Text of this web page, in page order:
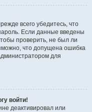
всего убедитесь, что
Если данные введены
проверить, не был ли
что допущена ошибка
для
войти!
деактивировал или